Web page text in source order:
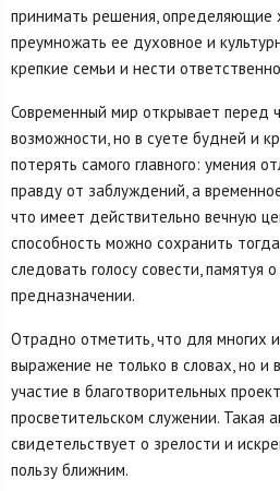
принимать решения, определяющие
преумножать ее духовное и
крепкие семьи и нести
Современный мир открывает перед
возможности, но в суете будней и
потерять самого главного: умения
правду от заблуждений, а
что имеет действительно вечную
способность можно сохранить
следовать голосу совести, памятуя
предназначении.
Отрадно отметить, что для многих
выражение не только в словах, но и
участие в благотворительных
просветительском служении. Такая
свидетельствует о зрелости и
пользу ближним.